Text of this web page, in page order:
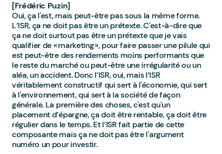
[Frédéric Puzin]
Oui, ça l'est, mais peut-être pas sous la même forme.
L’ISR, ça ne doit pas être un prétexte. C'est-à-dire que
ça ne doit surtout pas être un prétexte que je vais
qualifier de « marketing », pour faire passer une pilule qui
est peut-être des rendements moins performants que
le reste du marché ou peut-être une irrégularité ou un
aléa, un accident. Donc l’ISR, oui, mais l’ISR
véritablement constructif qui sert à l'économie, qui sert
à l'environnement, qui sert à la société de façon
générale. La première des choses, c'est qu'un
placement d’épargne, ça doit être rentable, ça doit être
régulier dans le temps. Et l’ISR fait partie de cette
composante mais ça ne doit pas être l'argument
numéro un pour investir.